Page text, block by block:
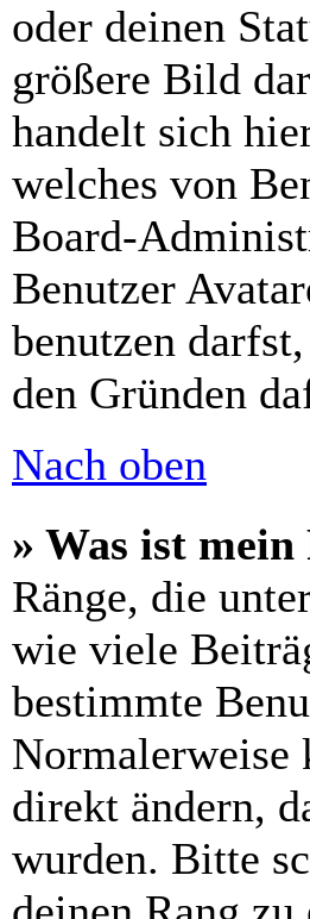
oder deinen
größere Bild
handelt sich
welches von
Board-
Benutzer
benutzen
den Gründen
Nach oben
» Was ist
Ränge, die
wie viele
bestimmte
Normalerweise
direkt ändern,
wurden. Bitte